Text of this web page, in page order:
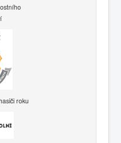
roku